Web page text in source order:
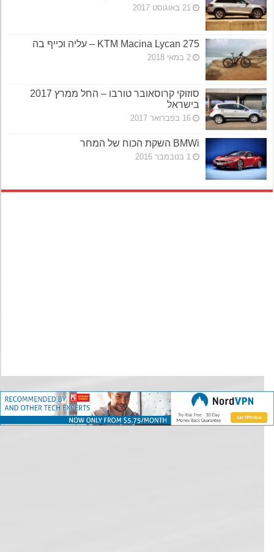
21 באוגוסט 2017
KTM Macina Lycan 275 – עליה וכייף בה
2 במאי 2018
סוזוקי קרוסאובר טורבו – החל ממרץ 2017
בישראל
16 בפברואר 2017
BMWi השקת הכוח של המחר
1 בנובמבר 2016